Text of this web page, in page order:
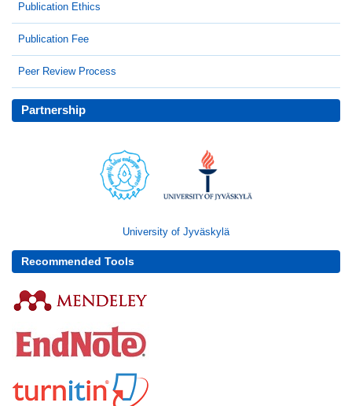
Publication Ethics
Publication Fee
Peer Review Process
Partnership
University of Jyväskylä
Recommended Tools